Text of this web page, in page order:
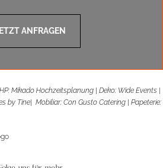
ANFRAGEN
Mikado Hochzeitsplanung | Deko: Wide Events |
by Tine| Mobiliar: Con Gusto Catering | Papeterie: